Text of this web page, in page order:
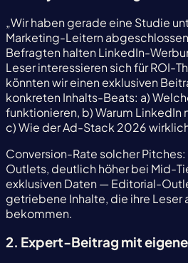
„Wir haben gerade eine Studie
Marketing-Leitern
Befragten halten LinkedIn-
Leser interessieren sich für ROI-
könnten wir einen exklusiven
konkreten Inhalts-Beats: a)
funktionieren, b) Warum LinkedIn
c) Wie der Ad-Stack 2026
Conversion-Rate solcher
Outlets, deutlich höher bei Mid-
exklusiven Daten — Editorial-
getriebene Inhalte, die ihre Leser
bekommen.
2. Expert-Beitrag mit